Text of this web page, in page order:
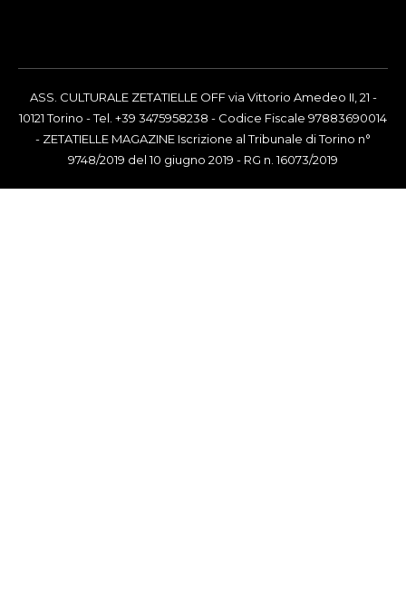
ASS. CULTURALE ZETATIELLE OFF via Vittorio Amedeo II, 21 -
10121 Torino - Tel. +39 3475958238 - Codice Fiscale 97883690014
- ZETATIELLE MAGAZINE Iscrizione al Tribunale di Torino n°
9748/2019 del 10 giugno 2019 - RG n. 16073/2019